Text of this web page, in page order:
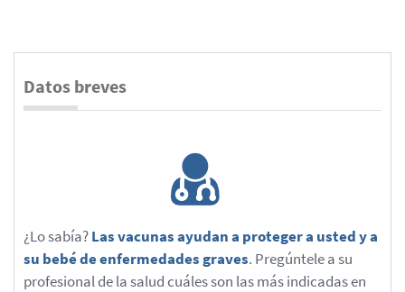
Datos breves
¿Lo sabía?Las vacunas ayudan a proteger a usted y a
su bebé de enfermedades graves. Pregúntele a su
profesional de la salud cuáles son las más indicadas en